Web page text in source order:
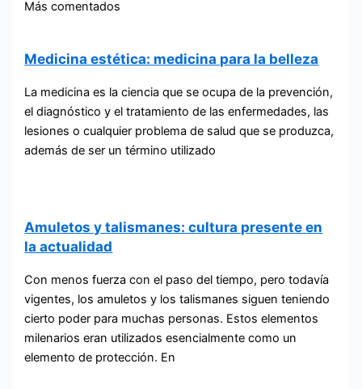
Más comentados
Medicina estética: medicina para la belleza
La medicina es la ciencia que se ocupa de la prevención,
el diagnóstico y el tratamiento de las enfermedades, las
lesiones o cualquier problema de salud que se produzca,
además de ser un término utilizado
Amuletos y talismanes: cultura presente en
la actualidad
Con menos fuerza con el paso del tiempo, pero todavía
vigentes, los amuletos y los talismanes siguen teniendo
cierto poder para muchas personas. Estos elementos
milenarios eran utilizados esencialmente como un
elemento de protección. En